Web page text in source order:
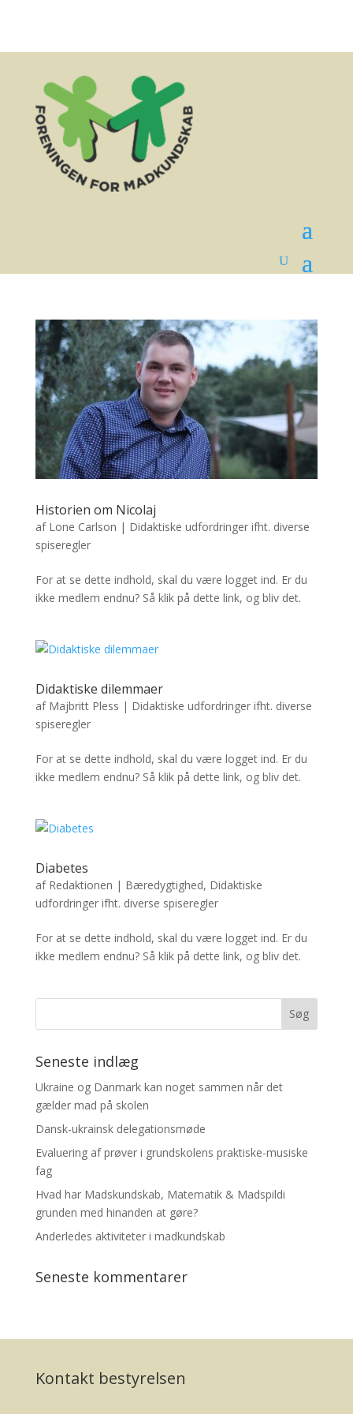
Historien om Nicolaj
af Lone Carlson | Didaktiske udfordringer ifht. diverse
spiseregler
For at se dette indhold, skal du være logget ind. Er du
ikke medlem endnu? Så klik på dette link, og bliv det.
Didaktiske dilemmaer
af Majbritt Pless | Didaktiske udfordringer ifht. diverse
spiseregler
For at se dette indhold, skal du være logget ind. Er du
ikke medlem endnu? Så klik på dette link, og bliv det.
Diabetes
af Redaktionen | Bæredygtighed, Didaktiske
udfordringer ifht. diverse spiseregler
For at se dette indhold, skal du være logget ind. Er du
ikke medlem endnu? Så klik på dette link, og bliv det.
Seneste indlæg
Ukraine og Danmark kan noget sammen når det
gælder mad på skolen
Dansk-ukrainsk delegationsmøde
Evaluering af prøver i grundskolens praktiske-musiske
fag
Hvad har Madskundskab, Matematik & Madspildi
grunden med hinanden at gøre?
Anderledes aktiviteter i madkundskab
Seneste kommentarer
Kontakt bestyrelsen